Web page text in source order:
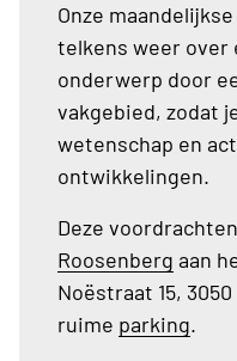
Onze
telkens weer over
onderwerp door
vakgebied, zodat
wetenschap en
ontwikkelingen.
Deze
Roosenberg aan
Noëstraat 15,
ruime parking.